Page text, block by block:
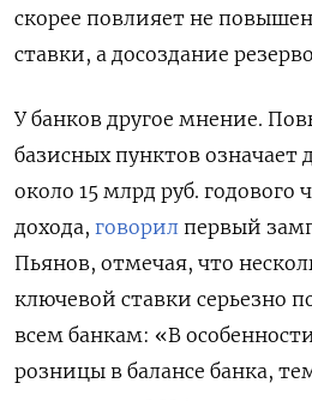
скорее повлияет не
ставки, а досоздание
У банков другое мнение.
базисных пунктов означает
около 15 млрд руб. годового
дохода, говорил первый
Пьянов, отмечая, что
ключевой ставки серьезно
всем банкам: «В
розницы в балансе банка,